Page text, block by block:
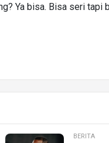
Ya bisa. Bisa seri tapi
BERITA